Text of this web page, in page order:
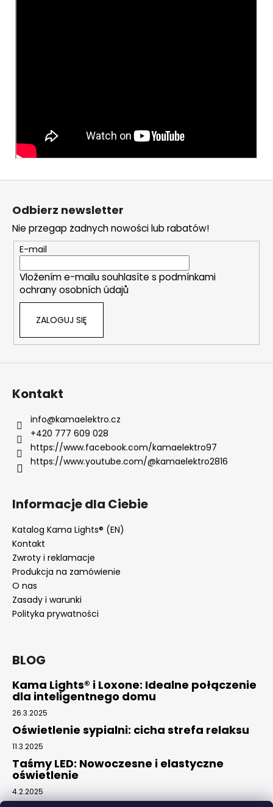
S
Odbierz newsletter
Nie przegap żadnych nowości lub rabatów!
E-mail
Vložením e-mailu souhlasíte s podmínkami
ochrany osobních údajů
ZALOGUJ SIĘ
Kontakt
info@kamaelektro.cz
+420 777 609 028
https://www.facebook.com/kamaelektro97
https://www.youtube.com/@kamaelektro2816
Informacje dla Ciebie
Katalog Kama Lights® (EN)
Kontakt
Zwroty i reklamacje
Produkcja na zamówienie
O nas
Zasady i warunki
Polityka prywatności
BLOG
Kama Lights® i Loxone: Idealne połączenie
dla inteligentnego domu
26.3.2025
Oświetlenie sypialni: cicha strefa relaksu
11.3.2025
Taśmy LED: Nowoczesne i elastyczne
oświetlenie
4.2.2025